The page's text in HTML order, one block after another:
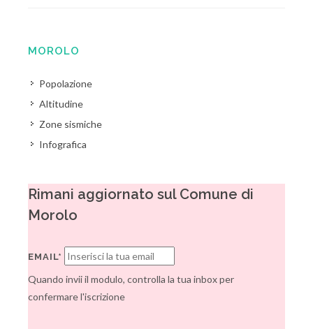
MOROLO
Popolazione
Altitudine
Zone sismiche
Infografica
Rimani aggiornato sul Comune di
Morolo
EMAIL*
Quando invii il modulo, controlla la tua inbox per
confermare l'iscrizione